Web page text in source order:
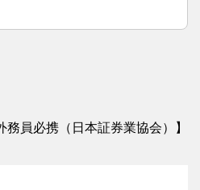
務員必携（日本証券業協会）】